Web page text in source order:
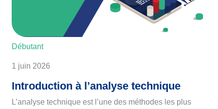
Débutant
1 juin 2026
Introduction à l’analyse technique
L’analyse technique est l’une des méthodes les plus